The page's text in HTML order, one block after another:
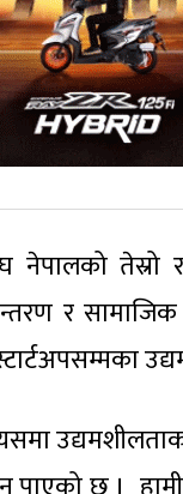
तेस्रो
र सामाजिक